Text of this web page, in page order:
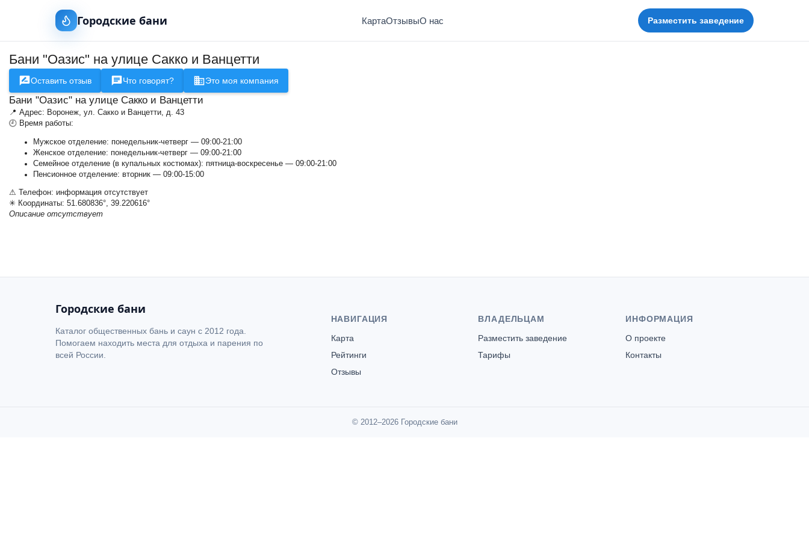
Городские бани КартаОтзывыО нас Разместить заведение
Бани "Оазис" на улице Сакко и Ванцетти
Оставить отзыв Что говорят? Это моя компания
Бани "Оазис" на улице Сакко и Ванцетти
📍 Адрес: Воронеж, ул. Сакко и Ванцетти, д. 43
🕘 Время работы:
Мужское отделение: понедельник-четверг — 09:00-21:00
Женское отделение: понедельник-четверг — 09:00-21:00
Семейное отделение (в купальных костюмах): пятница-воскресенье — 09:00-21:00
Пенсионное отделение: вторник — 09:00-15:00
⚠ Телефон: информация отсутствует
✳ Координаты: 51.680836°, 39.220616°
Описание отсутствует
Городские бани
Каталог общественных бань и саун с 2012 года.
Помогаем находить места для отдыха и парения по
всей России.
НАВИГАЦИЯ
Карта
Рейтинги
Отзывы
ВЛАДЕЛЬЦАМ
Разместить заведение
Тарифы
ИНФОРМАЦИЯ
О проекте
Контакты
© 2012–2026 Городские бани